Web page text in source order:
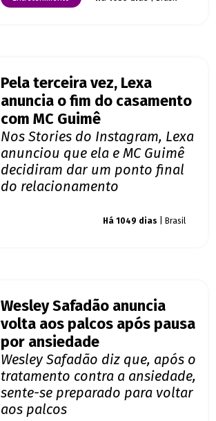
Pela terceira vez, Lexa
anuncia o fim do casamento
com MC Guimê
Nos Stories do Instagram, Lexa
anunciou que ela e MC Guimê
decidiram dar um ponto final
do relacionamento
Há 1049 dias | Brasil
Wesley Safadão anuncia
volta aos palcos após pausa
por ansiedade
Wesley Safadão diz que, após o
tratamento contra a ansiedade,
sente-se preparado para voltar
aos palcos